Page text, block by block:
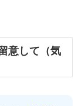
意して（気